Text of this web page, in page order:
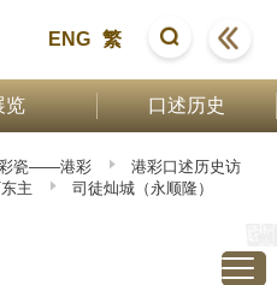
ENG 繁
览 口述历史
彩瓷——港彩
港彩口述历史访
主 司徒灿城（永顺隆）